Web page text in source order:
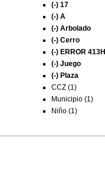
(-) 17
(-) A
(-) Arbolado
(-) Cerro
(-) ERROR 413H
(-) Juego
(-) Plaza
CCZ (1)
Municipio (1)
Niño (1)